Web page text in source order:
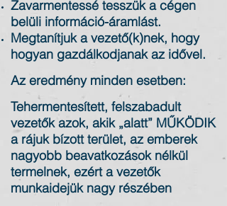
Zavarmentessé tesszük a cégen
belüli információ-áramlást.
Megtanítjuk a vezető(k)nek, hogy
hogyan gazdálkodjanak az idővel.
Az eredmény minden esetben:
Tehermentesített, felszabadult
vezetők azok, akik „alatt” MŰKÖDIK
a rájuk bízott terület, az emberek
nagyobb beavatkozások nélkül
termelnek, ezért a vezetők
munkaidejük nagy részében